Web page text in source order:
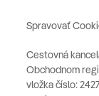
Cestovná
Obchodnom
vložka číslo:
Spravovať